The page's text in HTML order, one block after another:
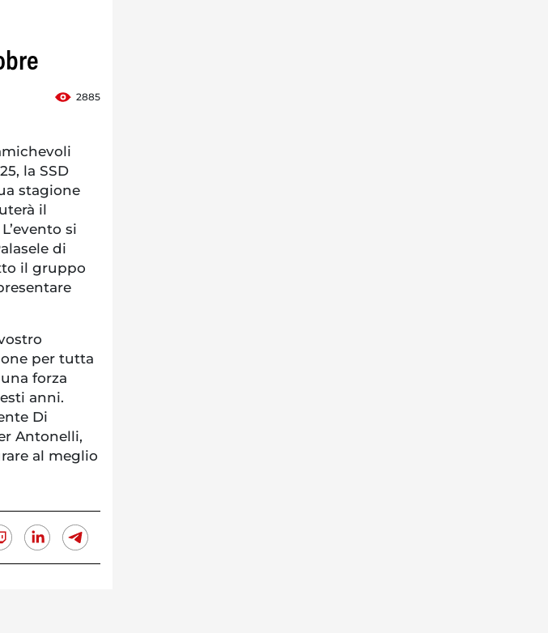
2885
la SSD
stagione
il
si
di
il gruppo
per tutta
forza
anni.
Di
Antonelli,
al meglio